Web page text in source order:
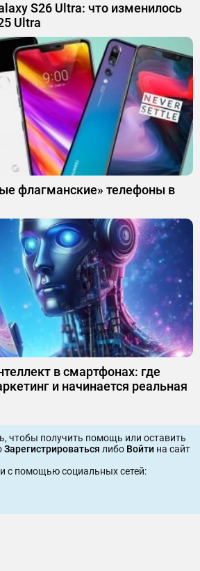
S26 Ultra: что изменилось
Ultra
флагманские» телефоны в
в смартфонах: где
и начинается реальная
чтобы получить помощь или оставить
Зарегистрироваться либо Войти на сайт
c помощью социальных сетей: